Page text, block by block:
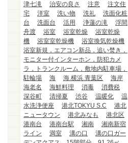
津七滝
治安の良さ 注意
注文住
宅
洋室 洗い物 洗礼
洗面化粧
台
洗面台 活用 浄蓮の滝
浮間
舟渡
浴室 浴室乾燥
浴室乾燥
機
浴室室乾燥機
浴室換気乾燥機
浴室新規，エアコン新品，追い焚き，
モニター付インターホン，防犯カメ
ラ，トランクルーム，敷地内駐車場，
駐輪場
海 海.横浜.青葉区
海岸
海老名
海鮮料理 消毒
消費税
深谷町
清掃夏 渋谷 温暖化
温
水洗浄便座
港北TOKYU S.C
港北
ニュータウン
港北みなも
港北区
港南台
港南台駅 湘南
湘南新宿
ライン
満室 溝の口
溝の口ガー